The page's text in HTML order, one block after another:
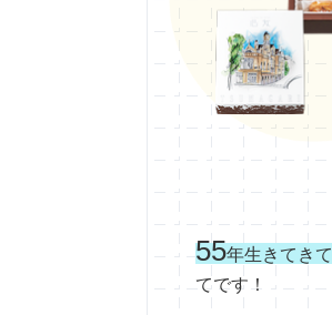
55年生きてきて
てです！